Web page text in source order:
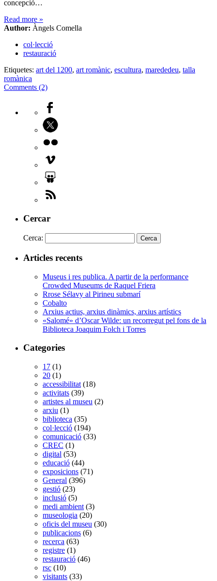
concepció…
Read more »
Author: Àngels Comella
col·lecció
restauració
Etiquetes: art del 1200, art romànic, escultura, marededeu, talla
romànica
Comments (2)
Cercar
Cerca:
Articles recents
Museus i res publica. A partir de la performance
Crowded Museums de Raquel Friera
Rrose Sélavy al Pirineu submarí
Cobalto
Arxius actius, arxius dinàmics, arxius artístics
«Salomé» d’Oscar Wilde: un recorregut pel fons de la
Biblioteca Joaquim Folch i Torres
Categories
17 (1)
20 (1)
accessibilitat (18)
activitats (39)
artistes al museu (2)
arxiu (1)
biblioteca (35)
col·lecció (194)
comunicació (33)
CREC (1)
digital (53)
educació (44)
exposicions (71)
General (396)
gestió (23)
inclusió (5)
medi ambient (3)
museologia (20)
oficis del museu (30)
publicacions (6)
recerca (63)
registre (1)
restauració (46)
rsc (10)
visitants (33)